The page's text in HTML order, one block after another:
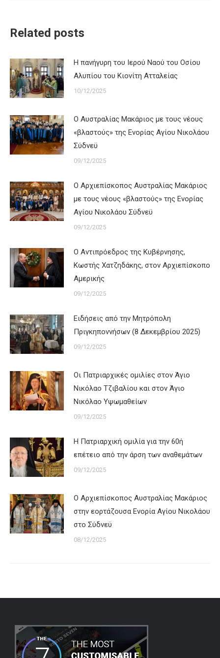
Related posts
Η πανήγυρη του Ιερού Ναού του Οσίου
Αλυπίου του Κιονίτη Ατταλείας
10/12/2025
Ο Αυστραλίας Μακάριος με τους νέους
«βλαστούς» της Ενορίας Αγίου Νικολάου
Σύδνεϋ
09/12/2025
Ο Αρχιεπίσκοπος Αυστραλίας Μακάριος
με τους νέους «βλαστούς» της Ενορίας
Αγίου Νικολάου Σύδνεϋ
09/12/2025
Ο Αντιπρόεδρος της Κυβέρνησης,
Κωστής Χατζηδάκης, στον Αρχιεπίσκοπο
Αμερικής
09/12/2025
Ειδήσεις από την Μητρόπολη
Πριγκηποννήσων (8 Δεκεμβρίου 2025)
09/12/2025
Οι Πατριαρχικές ομιλίες στον Άγιο
Νικόλαο Τζιβαλίου και στον Άγιο
Νικόλαο Υψωμαθείων
09/12/2025
Η Πατριαρχική ομιλία για την 60ή
επέτειο από την άρση των αναθεμάτων
09/12/2025
Ο Αρχιεπίσκοπος Αυστραλίας Μακάριος
στην εορτάζουσα Ενορία Αγίου Νικολάου
στο Σύδνεϋ
08/12/2025